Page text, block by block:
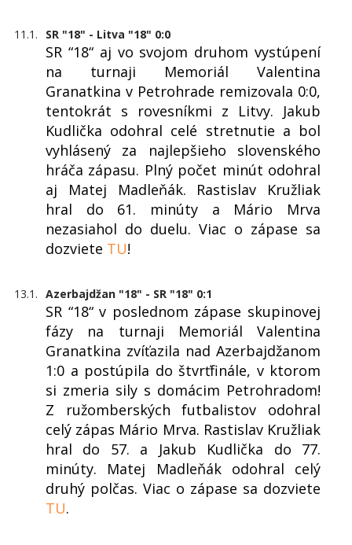
11.1. SR "18" - Litva "18" 0:0
SR “18“ aj vo svojom druhom vystúpení
na turnaji Memoriál Valentina
Granatkina v Petrohrade remizovala 0:0,
tentokrát s rovesníkmi z Litvy. Jakub
Kudlička odohral celé stretnutie a bol
vyhlásený za najlepšieho slovenského
hráča zápasu. Plný počet minút odohral
aj Matej Madleňák. Rastislav Kružliak
hral do 61. minúty a Mário Mrva
nezasiahol do duelu. Viac o zápase sa
dozviete TU!
13.1. Azerbajdžan "18" - SR "18" 0:1
SR “18“ v poslednom zápase skupinovej
fázy na turnaji Memoriál Valentina
Granatkina zvíťazila nad Azerbajdžanom
1:0 a postúpila do štvrťfinále, v ktorom
si zmeria sily s domácim Petrohradom!
Z ružomberských futbalistov odohral
celý zápas Mário Mrva. Rastislav Kružliak
hral do 57. a Jakub Kudlička do 77.
minúty. Matej Madleňák odohral celý
druhý polčas. Viac o zápase sa dozviete
TU.